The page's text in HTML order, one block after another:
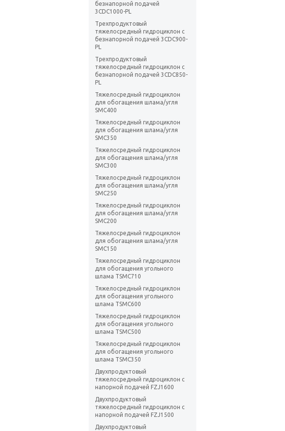
безнапорной подачей
3CDC1000-PL
Трехпродуктовый
тяжелосредный гидроциклон с
безнапорной подачей 3CDC900-
PL
Трехпродуктовый
тяжелосредный гидроциклон с
безнапорной подачей 3CDC850-
PL
Тяжелосредный гидроциклон
для обогащения шлама/угля
SMC400
Тяжелосредный гидроциклон
для обогащения шлама/угля
SMC350
Тяжелосредный гидроциклон
для обогащения шлама/угля
SMC300
Тяжелосредный гидроциклон
для обогащения шлама/угля
SMC250
Тяжелосредный гидроциклон
для обогащения шлама/угля
SMC200
Тяжелосредный гидроциклон
для обогащения шлама/угля
SMC150
Тяжелосредный гидроциклон
для обогащения угольного
шлама TSMC710
Тяжелосредный гидроциклон
для обогащения угольного
шлама TSMC600
Тяжелосредный гидроциклон
для обогащения угольного
шлама TSMC500
Тяжелосредный гидроциклон
для обогащения угольного
шлама TSMC350
Двухпродуктовый
тяжелосредный гидроциклон с
напорной подачей FZJ1600
Двухпродуктовый
тяжелосредный гидроциклон с
напорной подачей FZJ1500
Двухпродуктовый